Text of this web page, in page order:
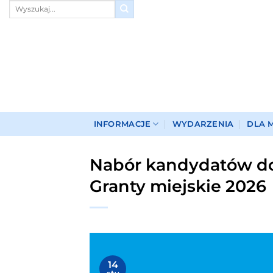
Przewiń
INFORMACJE WYDARZENIA DLA
Nabór kandydatów
Granty miejskie 2026
14